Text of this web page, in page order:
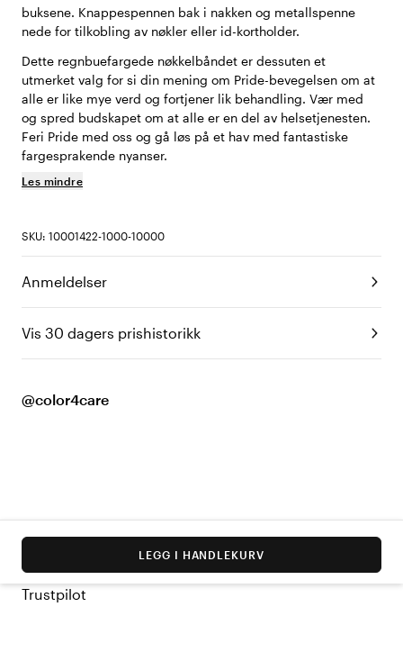
buksene. Knappespennen bak i nakken og metallspenne
nede for tilkobling av nøkler eller id-kortholder.
Dette regnbuefargede nøkkelbåndet er dessuten et
utmerket valg for si din mening om Pride-bevegelsen om at
alle er like mye verd og fortjener lik behandling. Vær med
og spred budskapet om at alle er en del av helsetjenesten.
Feri Pride med oss og gå løs på et hav med fantastiske
fargesprakende nyanser.
Les mindre
SKU: 10001422-1000-10000
Anmeldelser
Vis 30 dagers prishistorikk
@color4care
LEGG I HANDLEKURV
Trustpilot